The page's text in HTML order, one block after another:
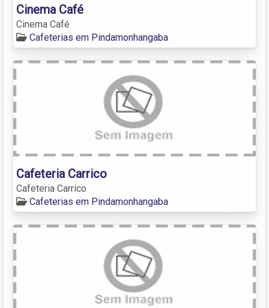
Cinema Café
Cinema Café
Cafeterias em Pindamonhangaba
Cafeteria Carrico
Cafeteria Carrico
Cafeterias em Pindamonhangaba